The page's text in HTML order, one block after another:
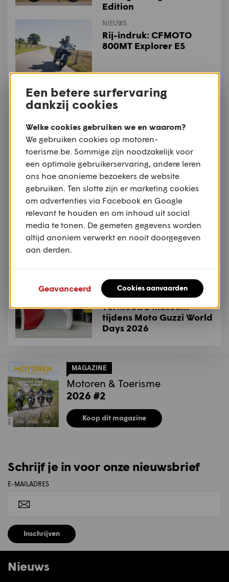
Edition
NIEUWS
Rij-indruk: CFMOTO
800MT Explorer ES
NIEUWS
Special Metal: Triumph
presenteert Speed Twin
1200 TFC
NIEUWS
Industrienieuws: Ducati
investeert 121 miljoen
euro in onderzoek en
ontwikkeling
Dealernieuws: Joramo
wordt officieel KTM-
NIEUWS
Moto Guzzi opent
vernieuwd museum
tijdens Moto Guzzi World
Days 2026
MAGAZINE
Motoren & Toerisme
2026 #2
Koop dit magazine
Schrijf je in voor onze nieuwsbrief
E-MAILADRES
Inschrijven
Nieuws
Een betere surfervaring
dankzij cookies
Welke cookies gebruiken we en waarom?
We gebruiken cookies op motoren-
toerisme.be. Sommige zijn noodzakelijk voor
een optimale gebruikerservaring, andere leren
ons hoe anonieme bezoekers de website
gebruiken. Ten slotte zijn er marketing cookies
om advertenties via Facebook en Google
relevant te houden en om inhoud uit social
media te tonen. De gemeten gegevens worden
altijd anoniem verwerkt en nooit doorgegeven
aan derden.
Geavanceerd Cookies aanvaarden